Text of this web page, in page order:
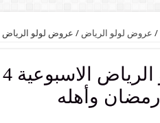
/ عروض لولو الرياض / عروض لولو الرياض الاسبوعية 4 مارس